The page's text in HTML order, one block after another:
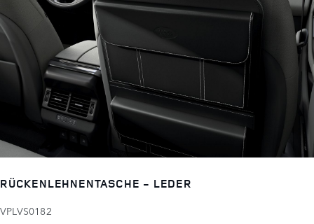
RÜCKENLEHNENTASCHE - LEDER
VPLVS0182